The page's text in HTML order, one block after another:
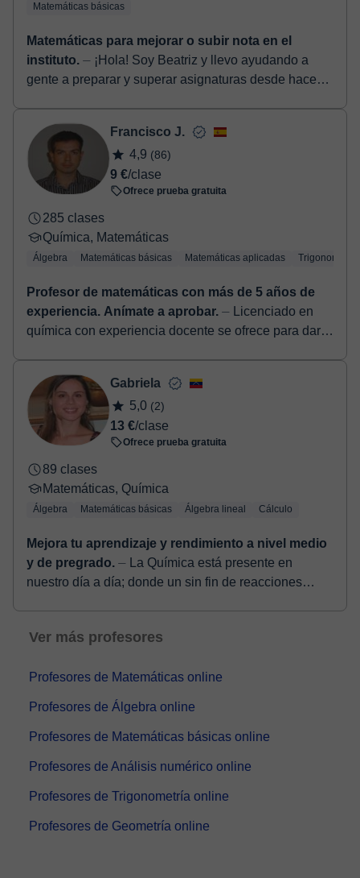
Matemáticas básicas
Matemáticas para mejorar o subir nota en el
instituto. ⏤ ¡Hola! Soy Beatriz y llevo ayudando a
gente a preparar y superar asignaturas desde hace
Francisco J.
4,9 (86)
9 €/clase
Ofrece prueba gratuita
285 clases
Química, Matemáticas
Álgebra Matemáticas básicas Matemáticas aplicadas Trigonometría
Profesor de matemáticas con más de 5 años de
experiencia. Anímate a aprobar. ⏤ Licenciado en
química con experiencia docente se ofrece para dar
Gabriela
5,0 (2)
13 €/clase
Ofrece prueba gratuita
89 clases
Matemáticas, Química
Álgebra Matemáticas básicas Álgebra lineal Cálculo
Mejora tu aprendizaje y rendimiento a nivel medio
y de pregrado. ⏤ La Química está presente en
nuestro día a día; donde un sin fin de reacciones
Ver más profesores
Profesores de Matemáticas online
Profesores de Álgebra online
Profesores de Matemáticas básicas online
Profesores de Análisis numérico online
Profesores de Trigonometría online
Profesores de Geometría online